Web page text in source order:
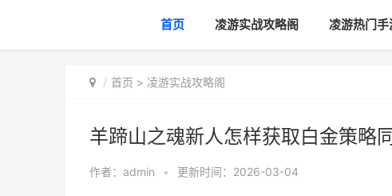
首页 凌游实战攻略阁 凌游热门手
首页 > 凌游实战攻略阁
羊蹄山之魂新人怎样获取白金策略
作者： admin • 更新时间：2026-03-04